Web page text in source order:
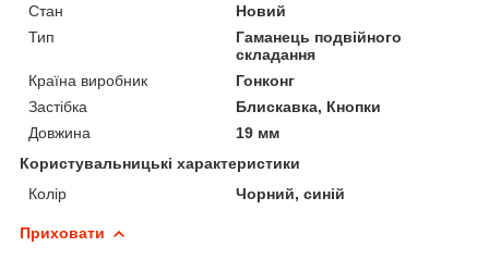
Стан
Новий
Тип
Гаманець подвійного
складання
Країна виробник
Гонконг
Застібка
Блискавка, Кнопки
Довжина
19 мм
Користувальницькі характеристики
Колір
Чорний, синій
Приховати